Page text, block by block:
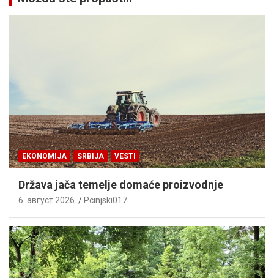
EKONOMIJA SRBIJA VESTI
Država jača temelje domaće proizvodnje
6. август 2026. Pcinjski017